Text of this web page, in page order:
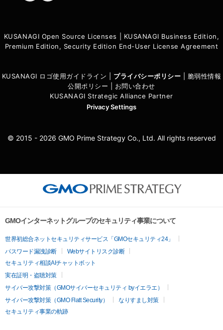
KUSANAGI Open Source Licenses
KUSANAGI Business Edition,
Premium Edition, Security Edition End-User License Agreement
KUSANAGI ロゴ使用ガイドライン プライバシーポリシー
脆弱性情報
公開ポリシー
お問い合わせ
KUSANAGI Strategic Alliance Partner
Privacy Settings
© 2015 - 2026 GMO Prime Strategy Co., Ltd. All rights reserved
GMOインターネットグループのセキュリティ事業について
世界初総合ネットセキュリティサービス「GMOセキュリティ24」
パスワード漏洩診断
Webサイトリスク診断
セキュリティ相談AIチャットボット
実在証明・盗聴対策
サイバー攻撃対策（GMOサイバーセキュリティ byイエラエ）
サイバー攻撃対策（GMO Flatt Security）
なりすまし対策
セキュリティ事業の軌跡